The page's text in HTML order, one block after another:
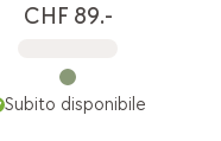
CHF 89.-
Subito disponibile